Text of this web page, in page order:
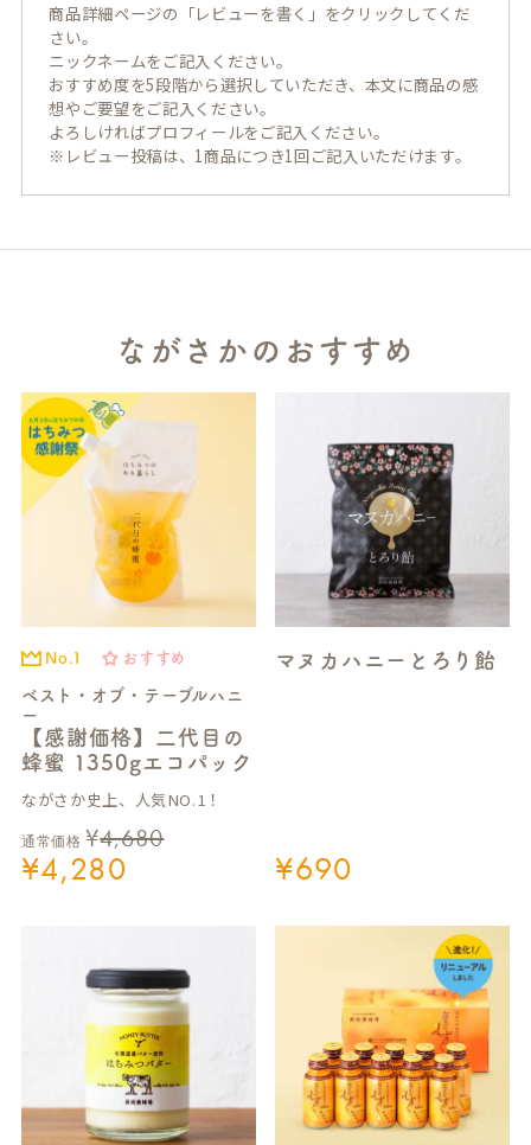
商品詳細ページの「レビューを書く」をクリックしてくだ
さい。
ニックネームをご記入ください。
おすすめ度を5段階から選択していただき、本文に商品の感
想やご要望をご記入ください。
よろしければプロフィールをご記入ください。
※レビュー投稿は、1商品につき1回ご記入いただけます。
ながさかのおすすめ
No.1 おすすめ
ベスト・オブ・テーブルハニ
ー
【感謝価格】二代目の
蜂蜜 1350gエコパック
ながさか史上、人気NO.1！
通常価格 ¥4,680
¥4,280
マヌカハニーとろり飴
¥690